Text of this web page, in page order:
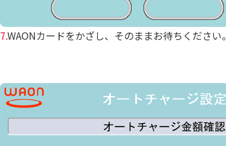
7.WAONカードをかざし、そのままお待ちください。